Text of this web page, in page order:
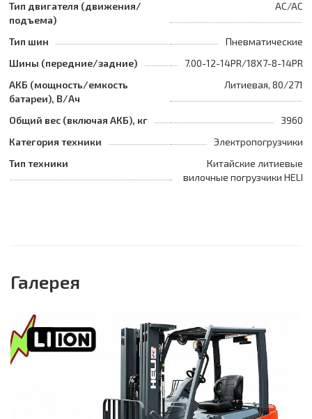
Тип двигателя (движения/
подъема)
AC/AC
Тип шин
Пневматические
Шины (передние/задние)
7.00-12-14PR/18X7-8-14PR
АКБ (мощность/емкость
батареи), В/Ач
Литиевая, 80/271
Общий вес (включая АКБ), кг
3960
Категория техники
Электропогрузчики
Тип техники
Китайские литиевые
вилочные погрузчики HELI
Галерея